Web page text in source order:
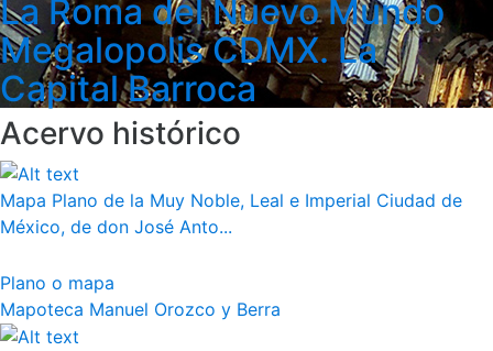
La Roma del Nuevo Mundo
Megalopolis CDMX. La
Capital Barroca
Acervo histórico
Mapa Plano de la Muy Noble, Leal e Imperial Ciudad de
México, de don José Anto...
Plano o mapa
Mapoteca Manuel Orozco y Berra